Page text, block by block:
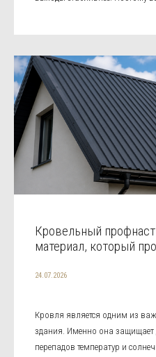
Кровельный
материал, который
24.07.2026
Кровля является одним из
здания. Именно она защищает
перепадов температур и